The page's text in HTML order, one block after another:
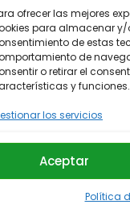
ofrecer las mejores
para almacenar y/
de estas
de
o retirar el
y funciones.
los servicios
Aceptar
Política
Política de